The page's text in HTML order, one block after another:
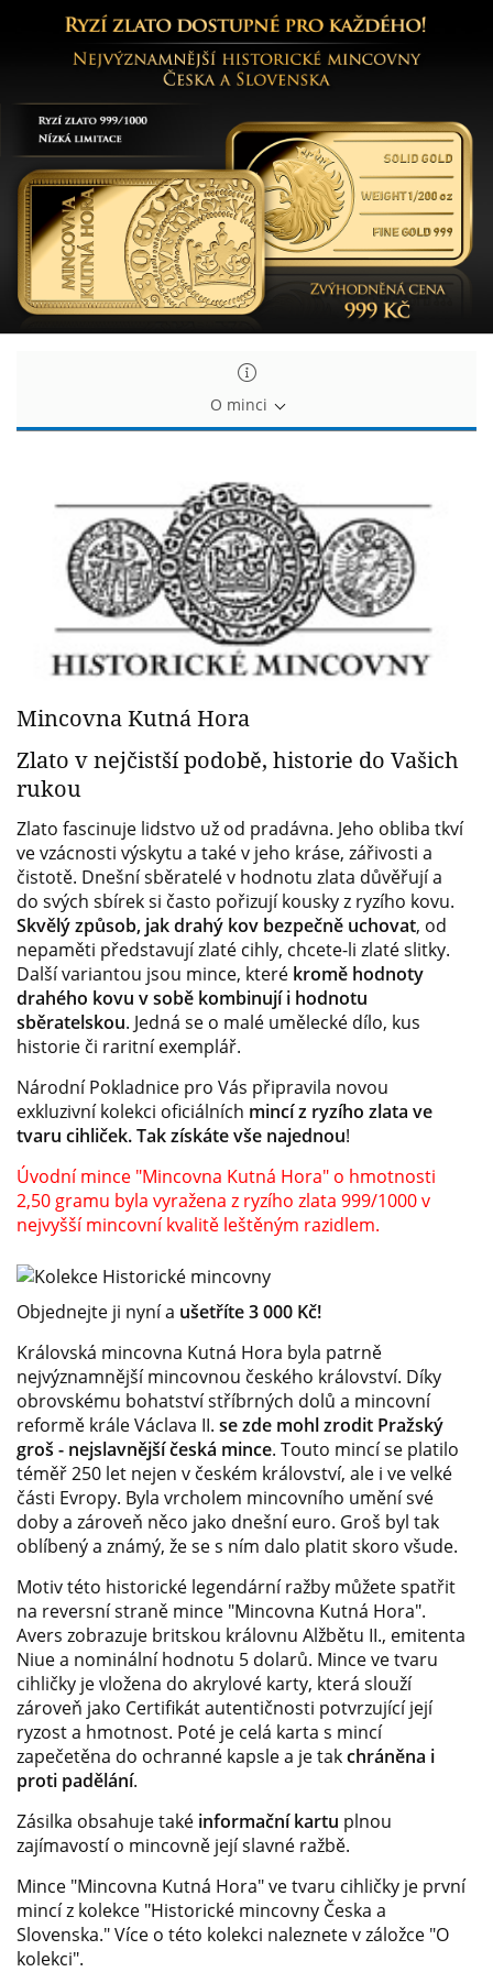
Historické
mincovny
Slovenska
Historické
mincovny
Česka
a
Slovenska
O minci
Mincovna Kutná Hora
Zlato v nejčistší podobě, historie do Vašich
rukou
Zlato fascinuje lidstvo už od pradávna. Jeho obliba tkví
ve vzácnosti výskytu a také v jeho kráse, zářivosti a
čistotě. Dnešní sběratelé v hodnotu zlata důvěřují a
do svých sbírek si často pořizují kousky z ryzího kovu.
Skvělý způsob, jak drahý kov bezpečně uchovat, od
nepaměti představují zlaté cihly, chcete-li zlaté slitky.
Další variantou jsou mince, které kromě hodnoty
drahého kovu v sobě kombinují i hodnotu
sběratelskou. Jedná se o malé umělecké dílo, kus
historie či raritní exemplář.
Národní Pokladnice pro Vás připravila novou
exkluzivní kolekci oficiálních mincí z ryzího zlata ve
tvaru cihliček. Tak získáte vše najednou!
Úvodní mince "Mincovna Kutná Hora" o hmotnosti
2,50 gramu byla vyražena z ryzího zlata 999/1000 v
nejvyšší mincovní kvalitě leštěným razidlem.
Objednejte ji nyní a ušetříte 3 000 Kč!
Královská mincovna Kutná Hora byla patrně
nejvýznamnější mincovnou českého království. Díky
obrovskému bohatství stříbrných dolů a mincovní
reformě krále Václava II. se zde mohl zrodit Pražský
groš - nejslavnější česká mince. Touto mincí se platilo
téměř 250 let nejen v českém království, ale i ve velké
části Evropy. Byla vrcholem mincovního umění své
doby a zároveň něco jako dnešní euro. Groš byl tak
oblíbený a známý, že se s ním dalo platit skoro všude.
Motiv této historické legendární ražby můžete spatřit
na reversní straně mince "Mincovna Kutná Hora".
Avers zobrazuje britskou královnu Alžbětu II., emitenta
Niue a nominální hodnotu 5 dolarů. Mince ve tvaru
cihličky je vložena do akrylové karty, která slouží
zároveň jako Certifikát autentičnosti potvrzující její
ryzost a hmotnost. Poté je celá karta s mincí
zapečetěna do ochranné kapsle a je takchráněna i
proti padělání.
Zásilka obsahuje také informační kartu plnou
zajímavostí o mincovně její slavné ražbě.
Mince "Mincovna Kutná Hora" ve tvaru cihličky je první
mincí z kolekce "Historické mincovny Česka a
Slovenska." Více o této kolekci naleznete v záložce "O
kolekci".